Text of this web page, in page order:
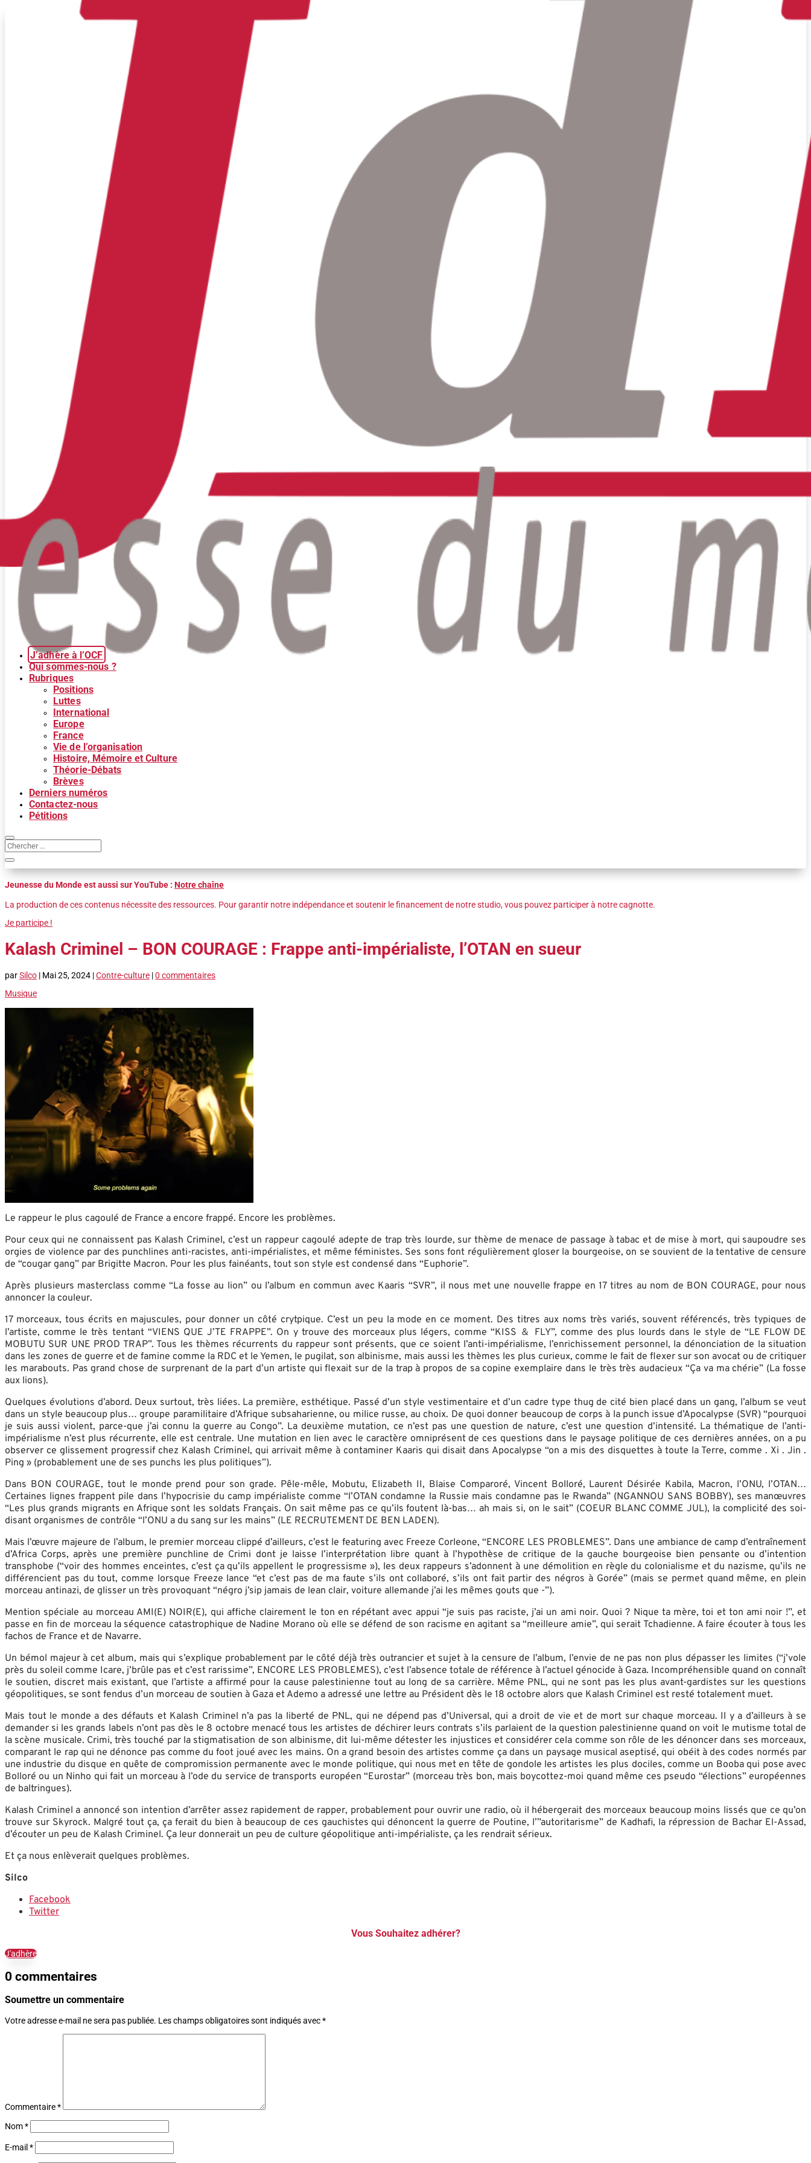
J’adhère à l’OCF
Qui sommes-nous ?
Rubriques
Positions
Luttes
International
Europe
France
Vie de l’organisation
Histoire, Mémoire et Culture
Théorie-Débats
Brèves
Derniers numéros
Contactez-nous
Pétitions
Jeunesse du Monde est aussi sur YouTube : Notre chaîne
La production de ces contenus nécessite des ressources. Pour garantir notre indépendance et soutenir le financement de notre studio, vous pouvez participer à notre cagnotte.
Je participe !
Kalash Criminel – BON COURAGE : Frappe anti-impérialiste, l’OTAN en sueur
parSilco | Mai 25, 2024 |Contre-culture |0 commentaires
Musique
Le rappeur le plus cagoulé de France a encore frappé. Encore les problèmes.
Pour ceux qui ne connaissent pas Kalash Criminel, c’est un rappeur cagoulé adepte de trap très lourde, sur thème de menace de passage à tabac et de mise à mort, qui saupoudre ses
orgies de violence par des punchlines anti-racistes, anti-impérialistes, et même féministes. Ses sons font régulièrement gloser la bourgeoise, on se souvient de la tentative de censure
de “cougar gang” par Brigitte Macron. Pour les plus fainéants, tout son style est condensé dans “Euphorie”.
Après plusieurs masterclass comme “La fosse au lion” ou l’album en commun avec Kaaris “SVR”, il nous met une nouvelle frappe en 17 titres au nom de BON COURAGE, pour nous
annoncer la couleur.
17 morceaux, tous écrits en majuscules, pour donner un côté crytpique. C’est un peu la mode en ce moment. Des titres aux noms très variés, souvent référencés, très typiques de
l’artiste, comme le très tentant “VIENS QUE J’TE FRAPPE”. On y trouve des morceaux plus légers, comme “KISS ＆ FLY”, comme des plus lourds dans le style de “LE FLOW DE
MOBUTU SUR UNE PROD TRAP”. Tous les thèmes récurrents du rappeur sont présents, que ce soient l’anti-impérialisme, l’enrichissement personnel, la dénonciation de la situation
dans les zones de guerre et de famine comme la RDC et le Yemen, le pugilat, son albinisme, mais aussi les thèmes les plus curieux, comme le fait de flexer sur son avocat ou de critiquer
les marabouts. Pas grand chose de surprenant de la part d’un artiste qui flexait sur de la trap à propos de sa copine exemplaire dans le très très audacieux “Ça va ma chérie” (La fosse
aux lions).
Quelques évolutions d’abord. Deux surtout, très liées. La première, esthétique. Passé d’un style vestimentaire et d’un cadre type thug de cité bien placé dans un gang, l’album se veut
dans un style beaucoup plus… groupe paramilitaire d’Afrique subsaharienne, ou milice russe, au choix. De quoi donner beaucoup de corps à la punch issue d’Apocalypse (SVR) “pourquoi
je suis aussi violent, parce-que j’ai connu la guerre au Congo”. La deuxième mutation, ce n’est pas une question de nature, c’est une question d’intensité. La thématique de l’anti-
impérialisme n’est plus récurrente, elle est centrale. Une mutation en lien avec le caractère omniprésent de ces questions dans le paysage politique de ces dernières années, on a pu
observer ce glissement progressif chez Kalash Criminel, qui arrivait même à contaminer Kaaris qui disait dans Apocalypse “on a mis des disquettes à toute la Terre, comme . Xi . Jin .
Ping » (probablement une de ses punchs les plus politiques”).
Dans BON COURAGE, tout le monde prend pour son grade. Pêle-mêle, Mobutu, Elizabeth II, Blaise Comparoré, Vincent Bolloré, Laurent Désirée Kabila, Macron, l’ONU, l’OTAN…
Certaines lignes frappent pile dans l’hypocrisie du camp impérialiste comme “l’OTAN condamne la Russie mais condamne pas le Rwanda” (NGANNOU SANS BOBBY), ses manœuvres
“Les plus grands migrants en Afrique sont les soldats Français. On sait même pas ce qu’ils foutent là-bas… ah mais si, on le sait” (COEUR BLANC COMME JUL), la complicité des soi-
disant organismes de contrôle “l’ONU a du sang sur les mains” (LE RECRUTEMENT DE BEN LADEN).
Mais l’œuvre majeure de l’album, le premier morceau clippé d’ailleurs, c’est le featuring avec Freeze Corleone, “ENCORE LES PROBLEMES”. Dans une ambiance de camp d’entraînement
d’Africa Corps, après une première punchline de Crimi dont je laisse l’interprétation libre quant à l’hypothèse de critique de la gauche bourgeoise bien pensante ou d’intention
transphobe (“voir des hommes enceintes, c’est ça qu’ils appellent le progressisme »), les deux rappeurs s’adonnent à une démolition en règle du colonialisme et du nazisme, qu’ils ne
différencient pas du tout, comme lorsque Freeze lance “et c’est pas de ma faute s’ils ont collaboré, s’ils ont fait partir des négros à Gorée” (mais se permet quand même, en plein
morceau antinazi, de glisser un très provoquant “négro j’sip jamais de lean clair, voiture allemande j’ai les mêmes gouts que -”).
Mention spéciale au morceau AMI(E) NOIR(E), qui affiche clairement le ton en répétant avec appui “je suis pas raciste, j’ai un ami noir. Quoi ? Nique ta mère, toi et ton ami noir !”, et
passe en fin de morceau la séquence catastrophique de Nadine Morano où elle se défend de son racisme en agitant sa “meilleure amie”, qui serait Tchadienne. A faire écouter à tous les
fachos de France et de Navarre.
Un bémol majeur à cet album, mais qui s’explique probablement par le côté déjà très outrancier et sujet à la censure de l’album, l’envie de ne pas non plus dépasser les limites (“j’vole
près du soleil comme Icare, j’brûle pas et c’est rarissime”, ENCORE LES PROBLEMES), c’est l’absence totale de référence à l’actuel génocide à Gaza. Incompréhensible quand on connaît
le soutien, discret mais existant, que l’artiste a affirmé pour la cause palestinienne tout au long de sa carrière. Même PNL, qui ne sont pas les plus avant-gardistes sur les questions
géopolitiques, se sont fendus d’un morceau de soutien à Gaza et Ademo a adressé une lettre au Président dès le 18 octobre alors que Kalash Criminel est resté totalement muet.
Mais tout le monde a des défauts et Kalash Criminel n’a pas la liberté de PNL, qui ne dépend pas d’Universal, qui a droit de vie et de mort sur chaque morceau. Il y a d’ailleurs à se
demander si les grands labels n’ont pas dès le 8 octobre menacé tous les artistes de déchirer leurs contrats s’ils parlaient de la question palestinienne quand on voit le mutisme total de
la scène musicale. Crimi, très touché par la stigmatisation de son albinisme, dit lui-même détester les injustices et considérer cela comme son rôle de les dénoncer dans ses morceaux,
comparant le rap qui ne dénonce pas comme du foot joué avec les mains. On a grand besoin des artistes comme ça dans un paysage musical aseptisé, qui obéit à des codes normés par
une industrie du disque en quête de compromission permanente avec le monde politique, qui nous met en tête de gondole les artistes les plus dociles, comme un Booba qui pose avec
Bolloré ou un Ninho qui fait un morceau à l’ode du service de transports européen “Eurostar” (morceau très bon, mais boycottez-moi quand même ces pseudo “élections” européennes
de baltringues).
Kalash Criminel a annoncé son intention d’arrêter assez rapidement de rapper, probablement pour ouvrir une radio, où il hébergerait des morceaux beaucoup moins lissés que ce qu’on
trouve sur Skyrock. Malgré tout ça, ça ferait du bien à beaucoup de ces gauchistes qui dénoncent la guerre de Poutine, l’”autoritarisme” de Kadhafi, la répression de Bachar El-Assad,
d’écouter un peu de Kalash Criminel. Ça leur donnerait un peu de culture géopolitique anti-impérialiste, ça les rendrait sérieux.
Et ça nous enlèverait quelques problèmes.
Silco
Facebook
Twitter
Vous Souhaitez adhérer?
J'adhère
0 commentaires
Soumettre un commentaire
Votre adresse e-mail ne sera pas publiée. Les champs obligatoires sont indiqués avec*
Commentaire*
Nom*
E-mail *